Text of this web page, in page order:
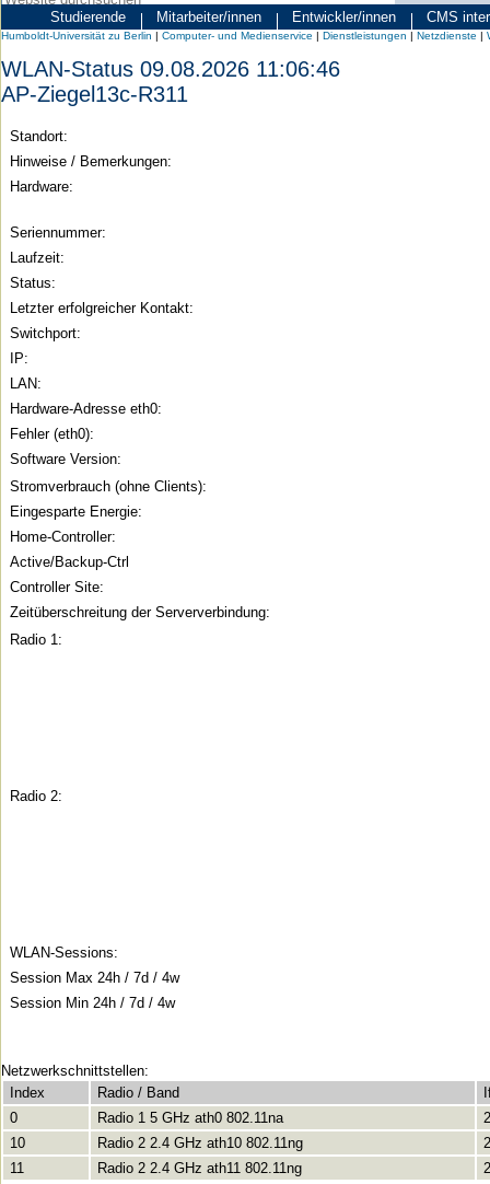
Zielgruppen
Studierende Mitarbeiter/innen Entwickler/innen CMS
Sprachauswahl
Humboldt-Universität zu Berlin | Computer- und Medienservice | Dienstleistungen | Netzdienste |
WLAN-Status 09.08.2026 11:06:46
AP-Ziegel13c-R311
Standort:
Hinweise / Bemerkungen:
Hardware:
Seriennummer:
Laufzeit:
Status:
Letzter erfolgreicher Kontakt:
Switchport:
IP:
LAN:
Hardware-Adresse eth0:
Fehler (eth0):
Software Version:
Stromverbrauch (ohne Clients):
Eingesparte Energie:
Home-Controller:
Active/Backup-Ctrl
Controller Site:
Zeitüberschreitung der Serververbindung:
Radio 1:
Radio 2:
WLAN-Sessions:
Session Max 24h / 7d / 4w
Session Min 24h / 7d / 4w
Netzwerkschnittstellen:
Index
Radio / Band
0
Radio 1 5 GHz ath0 802.11na
10
Radio 2 2.4 GHz ath10 802.11ng
11
Radio 2 2.4 GHz ath11 802.11ng